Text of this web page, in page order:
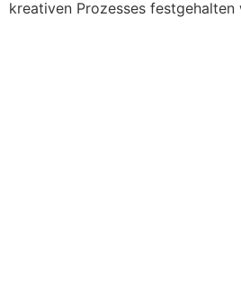
kreativen Prozesses